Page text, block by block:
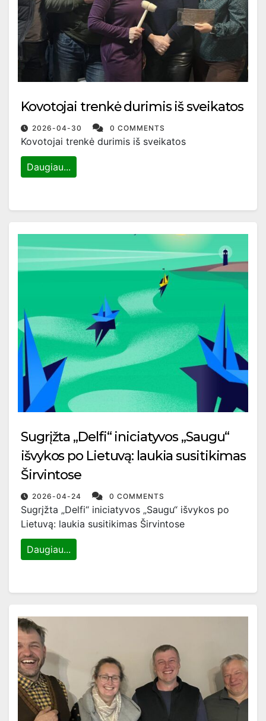
Kovotojai trenkė durimis iš sveikatos
2026-04-30 0 COMMENTS
Kovotojai trenkė durimis iš sveikatos
Daugiau...
Sugrįžta „Delfi“ iniciatyvos „Saugu“
išvykos po Lietuvą: laukia susitikimas
Širvintose
2026-04-24 0 COMMENTS
Sugrįžta „Delfi“ iniciatyvos „Saugu“ išvykos po
Lietuvą: laukia susitikimas Širvintose
Daugiau...